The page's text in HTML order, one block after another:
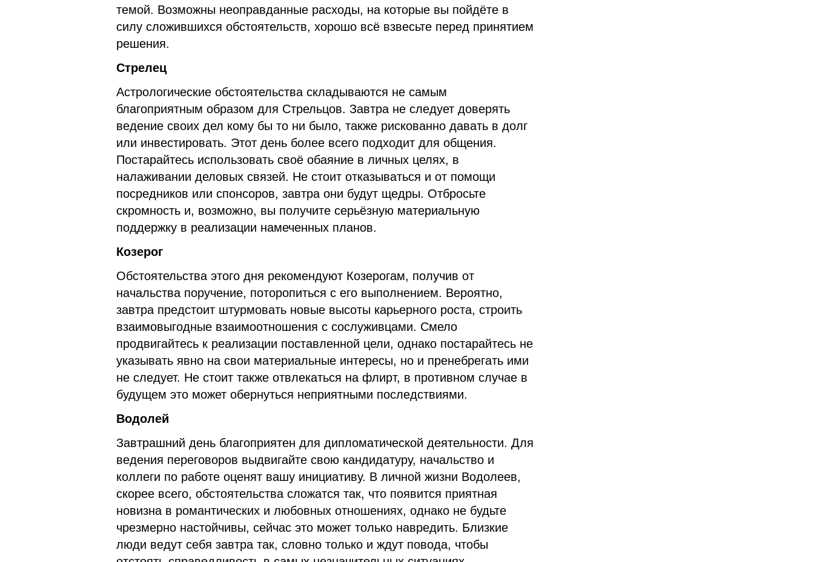
темой. Возможны неоправданные расходы, на которые вы пойдёте в
силу сложившихся обстоятельств, хорошо всё взвесьте перед принятием
решения.
Стрелец
Астрологические обстоятельства складываются не самым
благоприятным образом для Стрельцов. Завтра не следует доверять
ведение своих дел кому бы то ни было, также рискованно давать в долг
или инвестировать. Этот день более всего подходит для общения.
Постарайтесь использовать своё обаяние в личных целях, в
налаживании деловых связей. Не стоит отказываться и от помощи
посредников или спонсоров, завтра они будут щедры. Отбросьте
скромность и, возможно, вы получите серьёзную материальную
поддержку в реализации намеченных планов.
Козерог
Обстоятельства этого дня рекомендуют Козерогам, получив от
начальства поручение, поторопиться с его выполнением. Вероятно,
завтра предстоит штурмовать новые высоты карьерного роста, строить
взаимовыгодные взаимоотношения с сослуживцами. Смело
продвигайтесь к реализации поставленной цели, однако постарайтесь не
указывать явно на свои материальные интересы, но и пренебрегать ими
не следует. Не стоит также отвлекаться на флирт, в противном случае в
будущем это может обернуться неприятными последствиями.
Водолей
Завтрашний день благоприятен для дипломатической деятельности. Для
ведения переговоров выдвигайте свою кандидатуру, начальство и
коллеги по работе оценят вашу инициативу. В личной жизни Водолеев,
скорее всего, обстоятельства сложатся так, что появится приятная
новизна в романтических и любовных отношениях, однако не будьте
чрезмерно настойчивы, сейчас это может только навредить. Близкие
люди ведут себя завтра так, словно только и ждут повода, чтобы